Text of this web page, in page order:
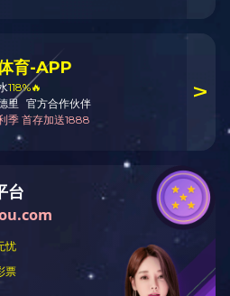
案例展示